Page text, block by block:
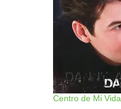
Centro de Mi Vida